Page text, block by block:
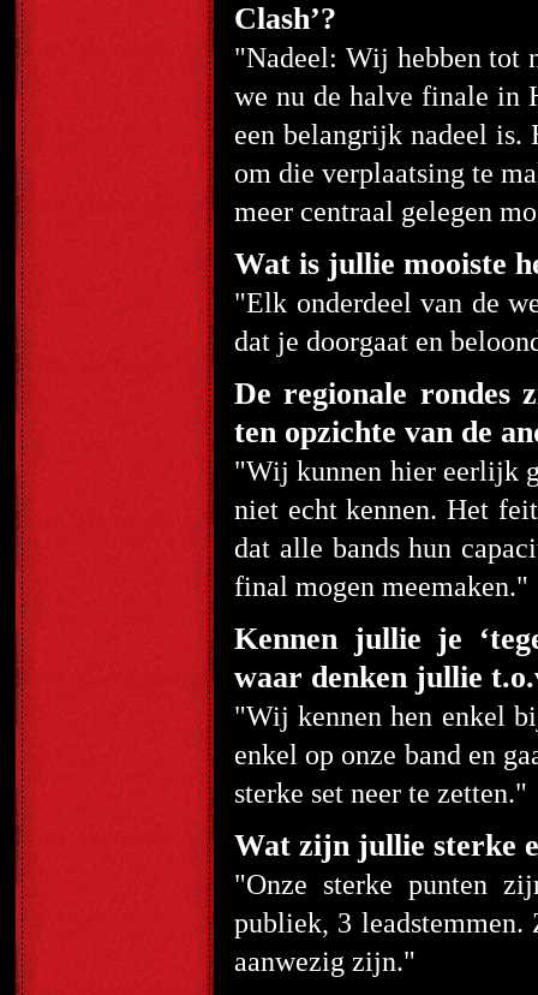
Clash’?
"Nadeel: Wij hebben tot
we nu de halve finale in
een belangrijk nadeel
om die verplaatsing te
meer centraal gelegen
Wat is jullie mooiste
"Elk onderdeel van de
dat je doorgaat en
De regionale rondes
ten opzichte van de
"Wij kunnen hier eerlijk
niet echt kennen. Het
dat alle bands hun
final mogen meemaken."
Kennen jullie je
waar denken jullie
"Wij kennen hen enkel
enkel op onze band en
sterke set neer te zetten."
Wat zijn jullie sterke
"Onze sterke punten
publiek, 3 leadstemmen.
aanwezig zijn."